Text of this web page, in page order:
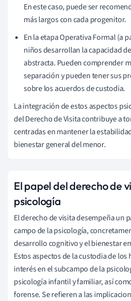
En este caso, puede ser
más largos con cada progenitor.
En la etapa Operativa Formal (a
niños desarrollan la capacidad
abstracta. Pueden comprender
separación y pueden tener sus
sobre los acuerdos de custodia.
La integración de estos aspectos
del Derecho de Visita contribuye a
centradas en mantener la
bienestar general del menor.
El papel del derecho de
psicología
El derecho de visita desempeña un
campo de la psicología,
desarrollo cognitivo y el bienestar
Estos aspectos de la custodia de los
interés en el subcampo de la
psicología infantil y familiar, así
forense. Se refieren a las